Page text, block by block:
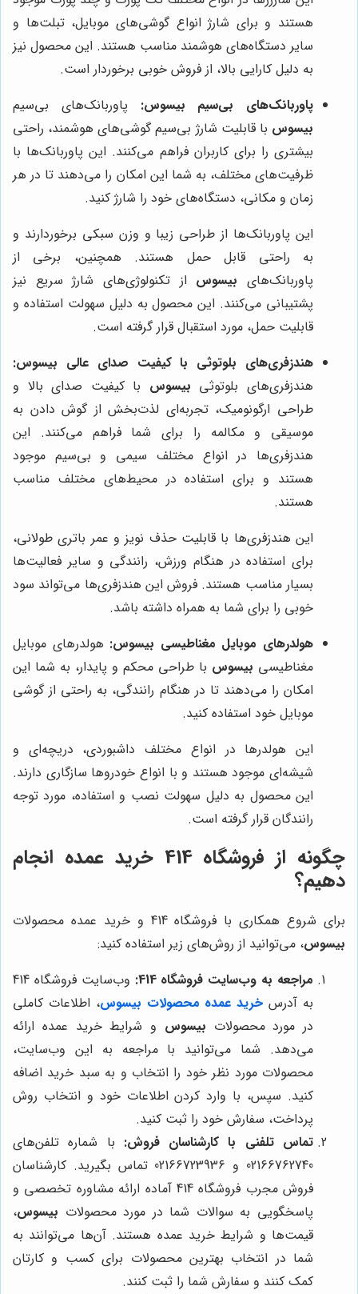
هستند و برای شارژ انواع گوشی‌های موبایل، تبلت‌ها و
سایر دستگاه‌های هوشمند مناسب هستند. این محصول نیز
به دلیل کارایی بالا، از فروش خوبی برخوردار است.
پاوربانک‌های بی‌سیم بیسوس: پاوربانک‌های بی‌سیم
بیسوس با قابلیت شارژ بی‌سیم گوشی‌های هوشمند، راحتی
بیشتری را برای کاربران فراهم می‌کنند. این پاوربانک‌ها با
ظرفیت‌های مختلف، به شما این امکان را می‌دهند تا در هر
زمان و مکانی، دستگاه‌های خود را شارژ کنید.
این پاوربانک‌ها از طراحی زیبا و وزن سبکی برخوردارند و
به راحتی قابل حمل هستند. همچنین، برخی از
پاوربانک‌های بیسوس از تکنولوژی‌های شارژ سریع نیز
پشتیبانی می‌کنند. این محصول به دلیل سهولت استفاده و
قابلیت حمل، مورد استقبال قرار گرفته است.
هندزفری‌های بلوتوثی با کیفیت صدای عالی بیسوس:
هندزفری‌های بلوتوثی بیسوس با کیفیت صدای بالا و
طراحی ارگونومیک، تجربه‌ای لذت‌بخش از گوش دادن به
موسیقی و مکالمه را برای شما فراهم می‌کنند. این
هندزفری‌ها در انواع مختلف سیمی و بی‌سیم موجود
هستند و برای استفاده در محیط‌های مختلف مناسب
هستند.
این هندزفری‌ها با قابلیت حذف نویز و عمر باتری طولانی،
برای استفاده در هنگام ورزش، رانندگی و سایر فعالیت‌ها
بسیار مناسب هستند. فروش این هندزفری‌ها می‌تواند سود
خوبی را برای شما به همراه داشته باشد.
هولدرهای موبایل مغناطیسی بیسوس: هولدرهای موبایل
مغناطیسی بیسوس با طراحی محکم و پایدار، به شما این
امکان را می‌دهند تا در هنگام رانندگی، به راحتی از گوشی
موبایل خود استفاده کنید.
این هولدرها در انواع مختلف داشبوردی، دریچه‌ای و
شیشه‌ای موجود هستند و با انواع خودروها سازگاری دارند.
این محصول به دلیل سهولت نصب و استفاده، مورد توجه
رانندگان قرار گرفته است.
چگونه از فروشگاه 414 خرید عمده انجام
دهیم؟
برای شروع همکاری با فروشگاه 414 و خرید عمده محصولات
بیسوس، می‌توانید از روش‌های زیر استفاده کنید:
مراجعه به وب‌سایت فروشگاه 414:
وب‌سایت فروشگاه 414
به آدرس خرید عمده محصولات بیسوس، اطلاعات کاملی
در مورد محصولات بیسوس و شرایط خرید عمده ارائه
می‌دهد. شما می‌توانید با مراجعه به این وب‌سایت،
محصولات مورد نظر خود را انتخاب و به سبد خرید اضافه
کنید. سپس، با وارد کردن اطلاعات خود و انتخاب روش
پرداخت، سفارش خود را ثبت کنید.
تماس تلفنی با کارشناسان فروش: با شماره تلفن‌های
02166762740 و 02166723936 تماس بگیرید. کارشناسان
فروش مجرب فروشگاه 414 آماده ارائه مشاوره تخصصی و
پاسخگویی به سوالات شما در مورد محصولات بیسوس،
قیمت‌ها و شرایط خرید عمده هستند. آن‌ها می‌توانند به
شما در انتخاب بهترین محصولات برای کسب و کارتان
کمک کنند و سفارش شما را ثبت کنند.